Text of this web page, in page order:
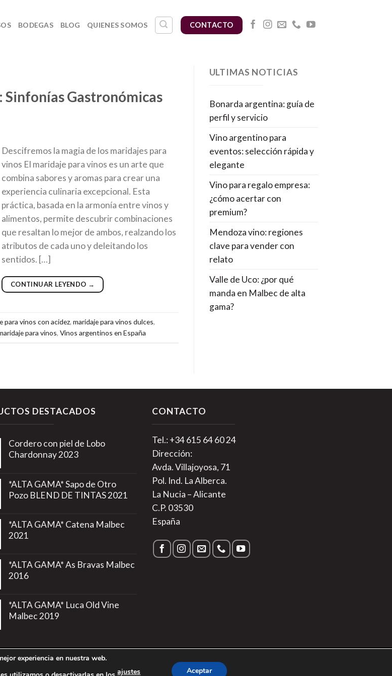
BODEGAS BLOG QUIENES SOMOS CONTACTO
Gastronómicas
Descifremos la magia de los maridajes para
vinos El maridaje para vinos es un arte que
combina sabores y aromas para crear una
experiencia culinaria excepcional. Esta
práctica, basada en la armonía entre vinos y
alimentos, permite descubrir combinaciones
que resaltan lo mejor de ambos, realzando los
atributos de cada uno y deleitando los
sentidos. […]
CONTINUAR LEYENDO →
para vinos con acidez, maridaje para vinos dulces,
para vinos, Vinos argentinos en España
ULTIMAS NOTICIAS
Bonarda argentina: guía de
perfil y servicio
Vino argentino para
eventos: selección rápida y
elegante
Vino para regalo empresa:
¿cómo acertar con
premium?
Mendoza vino: regiones
clave para vender con
relato
Valle de Uco: ¿por qué
manda en Malbec de alta
gama?
DESTACADOS
Cordero con piel de Lobo
Chardonnay 2023
*ALTA GAMA* Sapo de Otro
Pozo BLEND DE TINTAS 2021
*ALTA GAMA* Catena Malbec
2021
*ALTA GAMA* As Bravas Malbec
2016
*ALTA GAMA* Luca Old Vine
Malbec 2019
CONTACTO
Tel.: +34 615 64 60 24
Dirección:
Avda. Villajoyosa, 71
Pol. Ind. La Alberca.
La Nucia – Alicante
C.P. 03530
España
de Cookies|Más información sobre las Cookies
Aviso Legal
experiencia en nuestra web.
ajustes Aceptar